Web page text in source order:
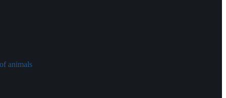
animals